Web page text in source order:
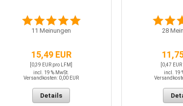
11 Meinungen
15,49 EUR
[0,39 EUR pro LFM]
incl. 19 % MwSt.
Versandkosten: 0,00 EUR
Details
28
[0,47
incl. 19